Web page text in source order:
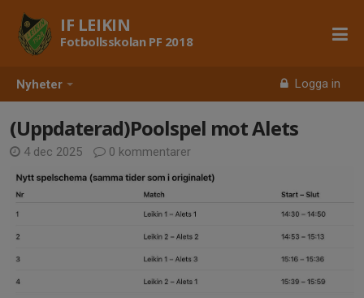
Nyheter Logga in
IF LEIKIN
Fotbollsskolan PF 2018
(Uppdaterad)Poolspel mot Alets
4 dec 2025 0 kommentarer